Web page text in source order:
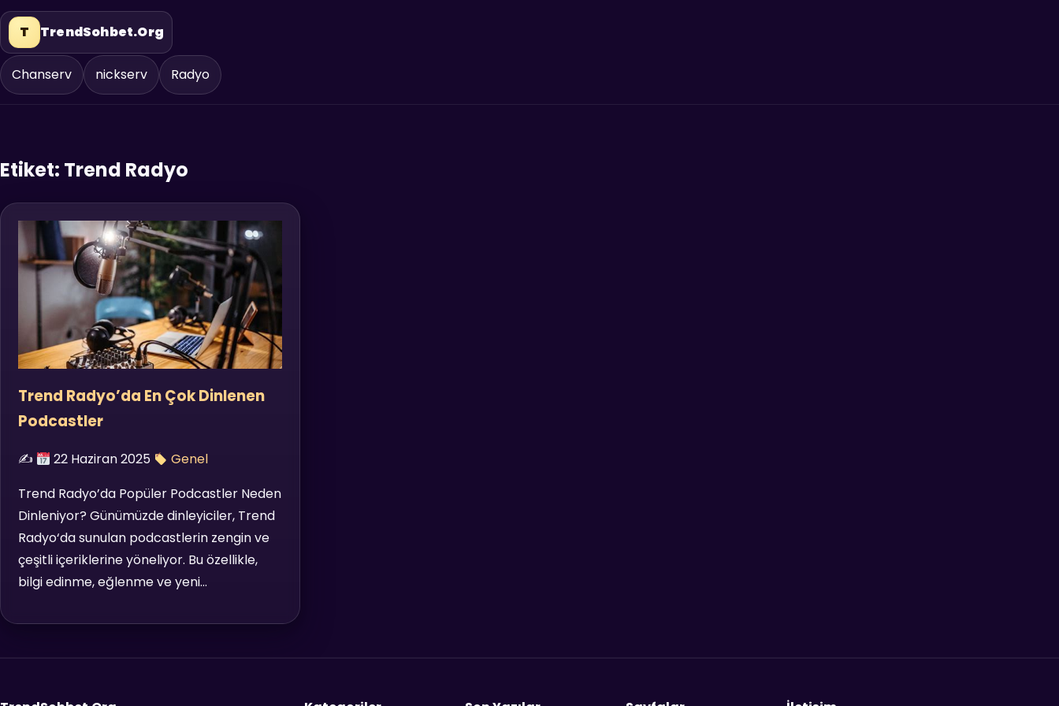
T TrendSohbet.Org
Chanserv nickserv Radyo
Etiket: Trend Radyo
Trend Radyo’da En Çok Dinlenen
Podcastler
✍️ 22 Haziran 2025
Genel
Trend Radyo’da Popüler Podcastler Neden
Dinleniyor? Günümüzde dinleyiciler, Trend
Radyo‘da sunulan podcastlerin zengin ve
çeşitli içeriklerine yöneliyor. Bu özellikle,
bilgi edinme, eğlenme ve yeni…